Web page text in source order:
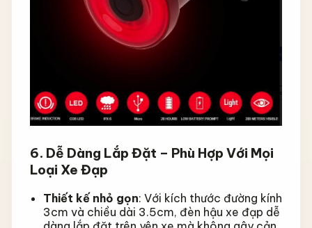
6. Dễ Dàng Lắp Đặt – Phù Hợp Với Mọi
Loại Xe Đạp
Thiết kế nhỏ gọn: Với kích thước đường kính
3cm và chiều dài 3.5cm, đèn hậu xe đạp dễ